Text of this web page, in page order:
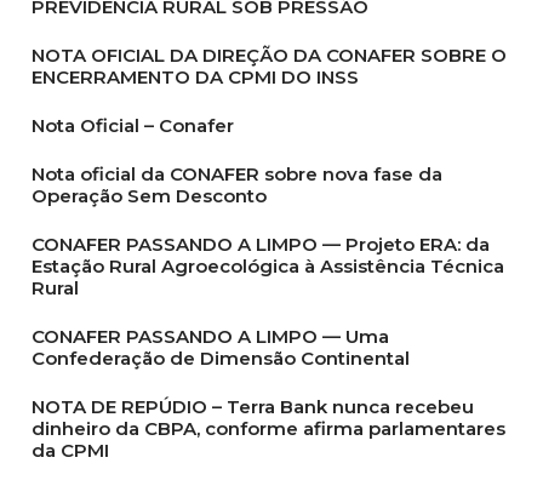
PREVIDÊNCIA RURAL SOB PRESSÃO
NOTA OFICIAL DA DIREÇÃO DA CONAFER SOBRE O
ENCERRAMENTO DA CPMI DO INSS
Nota Oficial – Conafer
Nota oficial da CONAFER sobre nova fase da
Operação Sem Desconto
CONAFER PASSANDO A LIMPO — Projeto ERA: da
Estação Rural Agroecológica à Assistência Técnica
Rural
CONAFER PASSANDO A LIMPO — Uma
Confederação de Dimensão Continental
NOTA DE REPÚDIO – Terra Bank nunca recebeu
dinheiro da CBPA, conforme afirma parlamentares
da CPMI